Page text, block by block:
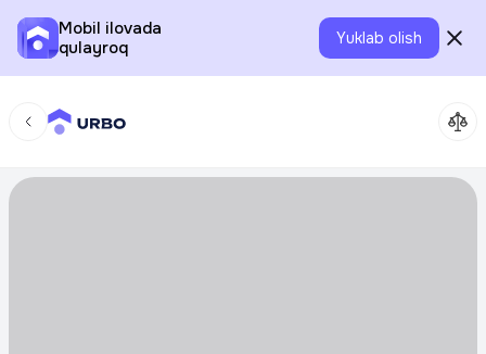
Mobil ilovada
qulayroq
Yuklab olish